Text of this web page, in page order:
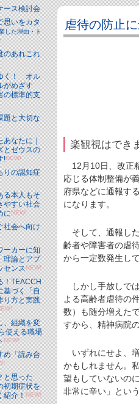
ース検討会
思いをカタ
した理由・ト
のあれこれ
く！ オル
がめざす
の標準的支
題と大切な
あなたに｜
とゼウスの
!NEW!
りの認知症
る本人もそ
やすい社会
にNEW!
社会へ向け
ーカーに知
論とアプ
センスNEW!
！TEACCH
基づく「自
り方と実践
、組織を変
使える職場
NEW!
め「読み合
と思った
期症状を
紹介！NEW!
虐待の防止
楽観視はでき
12月10日、改正
応じる体制整備が
府県などに通報す
になります。
そして、通報し
齢者や障害者の虐
から一定数発生し
しかし手放しで
よる高齢者虐待の
数）も随分増えた
すから、精神病院
いずれにせよ、
かもしれません。
望もしていないの
非常に辛い」とい